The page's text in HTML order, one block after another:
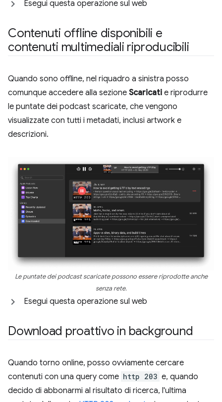
Esegui questa operazione sul web
Contenuti offline disponibili e
contenuti multimediali riproducibili
Quando sono offline, nel riquadro a sinistra posso
comunque accedere alla sezione Scaricati e riprodurre
le puntate dei podcast scaricate, che vengono
visualizzate con tutti i metadati, inclusi artwork e
descrizioni.
Le puntate dei podcast scaricate possono essere riprodotte anche
senza rete.
Esegui questa operazione sul web
Download proattivo in background
Quando torno online, posso ovviamente cercare
contenuti con una query come http 203 e, quando
decido di abbonarmi al risultato di ricerca, l'ultima